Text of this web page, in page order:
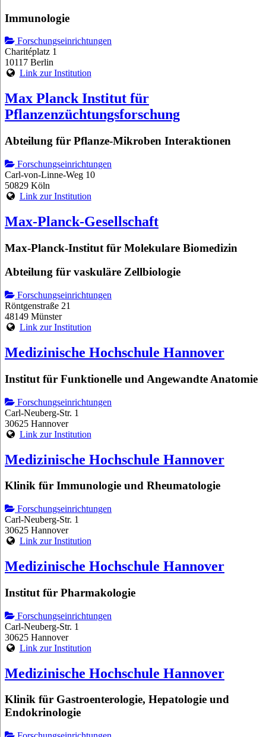
Immunologie
Forschungseinrichtungen
Charitéplatz 1
10117 Berlin
Link zur Institution
Max Planck Institut für
Pflanzenzüchtungsforschung
Abteilung für Pflanze-Mikroben Interaktionen
Forschungseinrichtungen
Carl-von-Linne-Weg 10
50829 Köln
Link zur Institution
Max-Planck-Gesellschaft
Max-Planck-Institut für Molekulare Biomedizin
Abteilung für vaskuläre Zellbiologie
Forschungseinrichtungen
Röntgenstraße 21
48149 Münster
Link zur Institution
Medizinische Hochschule Hannover
Institut für Funktionelle und Angewandte Anatomie
Forschungseinrichtungen
Carl-Neuberg-Str. 1
30625 Hannover
Link zur Institution
Medizinische Hochschule Hannover
Klinik für Immunologie und Rheumatologie
Forschungseinrichtungen
Carl-Neuberg-Str. 1
30625 Hannover
Link zur Institution
Medizinische Hochschule Hannover
Institut für Pharmakologie
Forschungseinrichtungen
Carl-Neuberg-Str. 1
30625 Hannover
Link zur Institution
Medizinische Hochschule Hannover
Klinik für Gastroenterologie, Hepatologie und
Endokrinologie